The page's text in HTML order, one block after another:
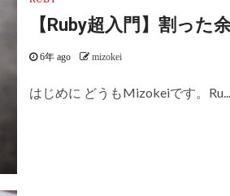
【Ruby超入門】割った
6年 ago mizokei
はじめに どうもMizokeiです。Ru...